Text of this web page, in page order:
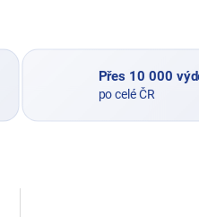
Přes 10 000
po celé ČR